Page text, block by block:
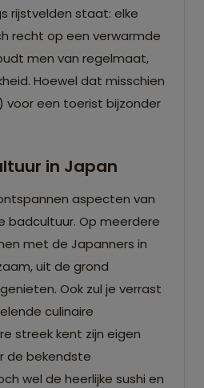
rijstvelden staat: elke
recht op een verwarmde
men van regelmaat,
Hoewel dat misschien
voor een toerist bijzonder
in Japan
aspecten van
badcultuur. Op meerdere
met de Japanners in
uit de grond
Ook zul je verrast
culinaire
streek kent zijn eigen
de bekendste
wel de heerlijke sushi en